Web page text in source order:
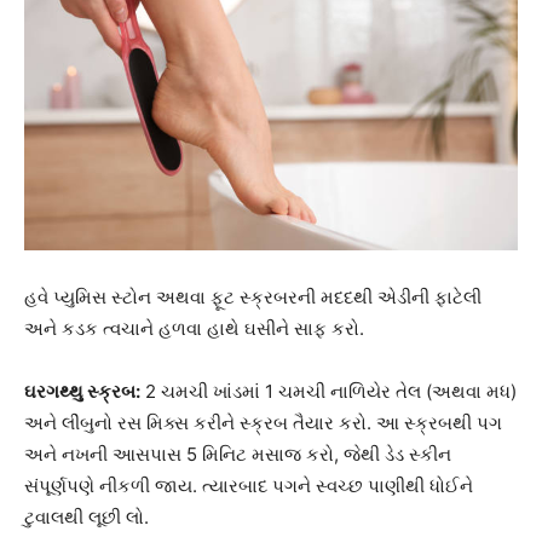
હવે પ્યુમિસ સ્ટોન અથવા ફૂટ સ્ક્રબરની મદદથી એડીની ફાટેલી
અને કડક ત્વચાને હળવા હાથે ઘસીને સાફ કરો.
ઘરગથ્થુ સ્ક્રબ: 2 ચમચી ખાંડમાં 1 ચમચી નાળિયેર તેલ (અથવા મધ)
અને લીંબુનો રસ મિક્સ કરીને સ્ક્રબ તૈયાર કરો. આ સ્ક્રબથી પગ
અને નખની આસપાસ 5 મિનિટ મસાજ કરો, જેથી ડેડ સ્કીન
સંપૂર્ણપણે નીકળી જાય. ત્યારબાદ પગને સ્વચ્છ પાણીથી ધોઈને
ટુવાલથી લૂછી લો.